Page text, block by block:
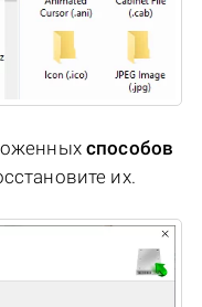
способов
их.